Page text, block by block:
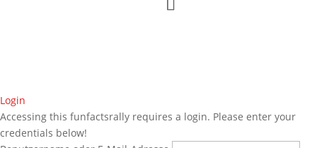
Login
Accessing this funfactsrally requires a login. Please enter your
credentials below!